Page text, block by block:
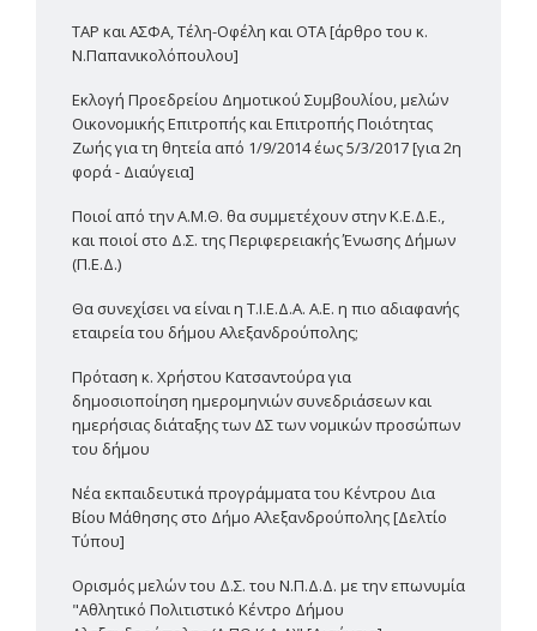
TAP και ΑΣΦΑ, Τέλη-Οφέλη και ΟΤΑ [άρθρο του κ.
Ν.Παπανικολόπουλου]
Εκλογή Προεδρείου Δημοτικού Συμβουλίου, μελών
Οικονομικής Επιτροπής και Επιτροπής Ποιότητας
Ζωής για τη θητεία από 1/9/2014 έως 5/3/2017 [για 2η
φορά - Διαύγεια]
Ποιοί από την Α.Μ.Θ. θα συμμετέχουν στην Κ.Ε.Δ.Ε.,
και ποιοί στο Δ.Σ. της Περιφερειακής Ένωσης Δήμων
(Π.Ε.Δ.)
Θα συνεχίσει να είναι η Τ.Ι.Ε.Δ.Α. Α.Ε. η πιο αδιαφανής
εταιρεία του δήμου Αλεξανδρούπολης;
Πρόταση κ. Χρήστου Κατσαντούρα για
δημοσιοποίηση ημερομηνιών συνεδριάσεων και
ημερήσιας διάταξης των ΔΣ των νομικών προσώπων
του δήμου
Νέα εκπαιδευτικά προγράμματα του Κέντρου Δια
Βίου Μάθησης στο Δήμο Αλεξανδρούπολης [Δελτίο
Τύπου]
Ορισμός μελών του Δ.Σ. του Ν.Π.Δ.Δ. με την επωνυμία
"Αθλητικό Πολιτιστικό Κέντρο Δήμου